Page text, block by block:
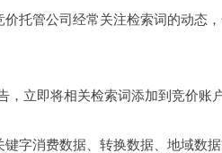
托管公司经常关注检索词的动态
，立即将相关检索词添加到竞价账
字消费数据、转换数据、地域数